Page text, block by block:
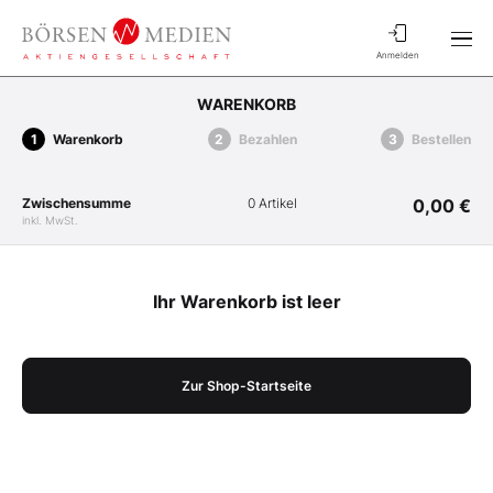
Anmelden
WARENKORB
Warenkorb Bezahlen Bestellen
Zwischensumme
inkl. MwSt.
0 Artikel 0,00 €
Ihr Warenkorb ist leer
Zur Shop-Startseite